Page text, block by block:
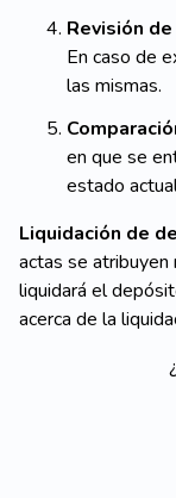
Revisión
En caso de
las mismas.
en que se
estado
Liquidación de
actas se
liquidará el
acerca de la